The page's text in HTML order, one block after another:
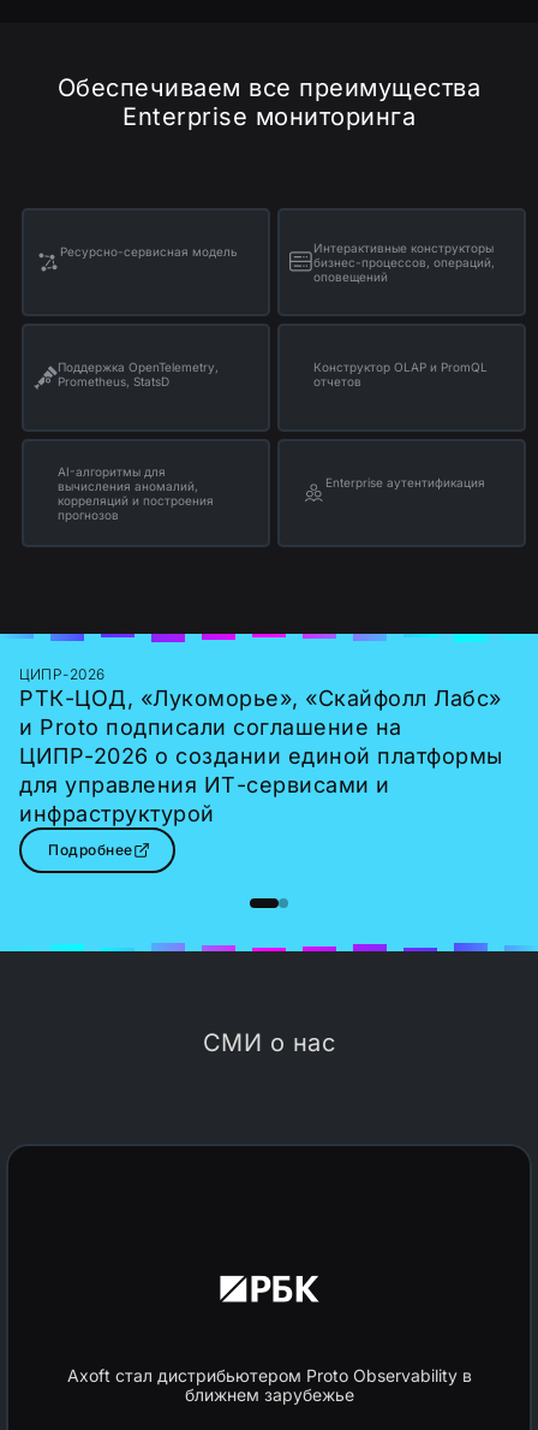
Обеспечиваем все преимущества
Enterprise мониторинга
Интерактивные конструкторы
бизнес-процессов, операций,
оповещений
Поддержка OpenTelemetry,
Prometheus, StatsD
Конструктор OLAP и PromQL
отчетов
Ресурсно-сервисная модель
AI-алгоритмы для
вычисления аномалий,
корреляций и построения
прогнозов
Enterprise аутентификация
ЦИПР-2026
РТК-ЦОД, «Лукоморье», «Скайфолл Лабс»
и Proto подписали соглашение на
ЦИПР-2026 о создании единой платформы
для управления ИТ-сервисами и
инфраструктурой
Подробнее
СМИ о нас
Axoft стал дистрибьютером Proto Observability в
ближнем зарубежье